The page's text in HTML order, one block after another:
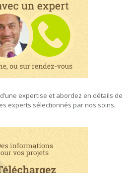
expertise et abordez en détails de
experts sélectionnés par nos soins.